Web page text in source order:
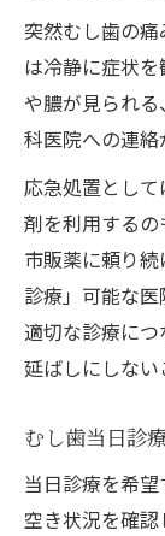
突然むし歯の
は冷静に症状
や膿が見られ
科医院への連絡
応急処置とし
剤を利用する
市販薬に頼り
診療」可能な
適切な診療に
延ばしにしない
むし歯当日診
当日診療を希
空き状況を確